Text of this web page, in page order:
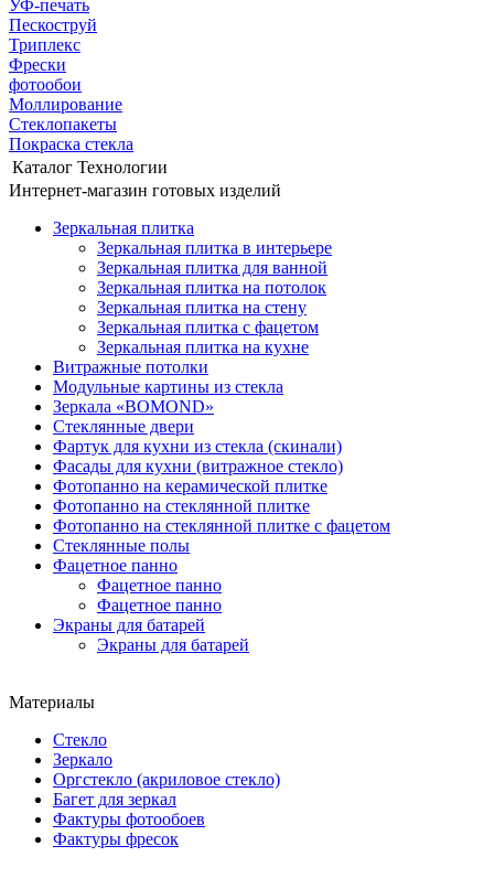
УФ-печать
Пескоструй
Триплекс
Фрески
фотообои
Моллирование
Стеклопакеты
Покраска стекла
Каталог Технологии
Интернет-магазин готовых изделий
Зеркальная плитка
Зеркальная плитка в интерьере
Зеркальная плитка для ванной
Зеркальная плитка на потолок
Зеркальная плитка на стену
Зеркальная плитка с фацетом
Зеркальная плитка на кухне
Витражные потолки
Модульные картины из стекла
Зеркала «BOMOND»
Стеклянные двери
Фартук для кухни из стекла (скинали)
Фасады для кухни (витражное стекло)
Фотопанно на керамической плитке
Фотопанно на стеклянной плитке
Фотопанно на стеклянной плитке с фацетом
Стеклянные полы
Фацетное панно
Фацетное панно
Фацетное панно
Экраны для батарей
Экраны для батарей
Материалы
Стекло
Зеркало
Оргстекло (акриловое стекло)
Багет для зеркал
Фактуры фотообоев
Фактуры фресок